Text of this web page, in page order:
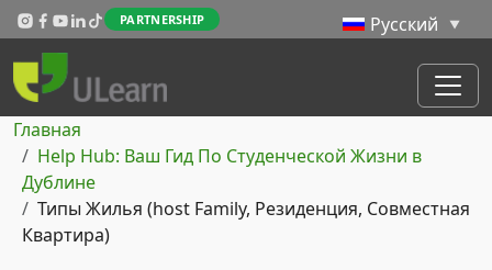
Перейти к основному содержанию
PARTNERSHIP
Строка навигации
Главная
Help Hub: Ваш Гид По Студенческой Жизни в
Дублине
Типы Жилья (host Family, Резиденция, Совместная
Квартира)